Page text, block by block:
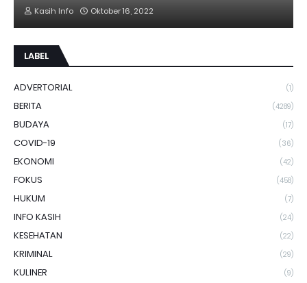
Kasih Info Oktober 16, 2022
LABEL
ADVERTORIAL (1)
BERITA (4289)
BUDAYA (17)
COVID-19 (36)
EKONOMI (42)
FOKUS (458)
HUKUM (7)
INFO KASIH (24)
KESEHATAN (22)
KRIMINAL (29)
KULINER (9)